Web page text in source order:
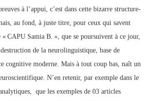
à l’appui, c’est dans cette bizarre structure-
au fond, à juste titre, pour ceux qui savent
« CAPU Samia B. », que se poursuivent à ce jour,
de la neurolinguistique, base de
cognitive moderne. Mais à tout coup bas, naît un
N’en retenir, par exemple dans le
que les exemples de 03 articles